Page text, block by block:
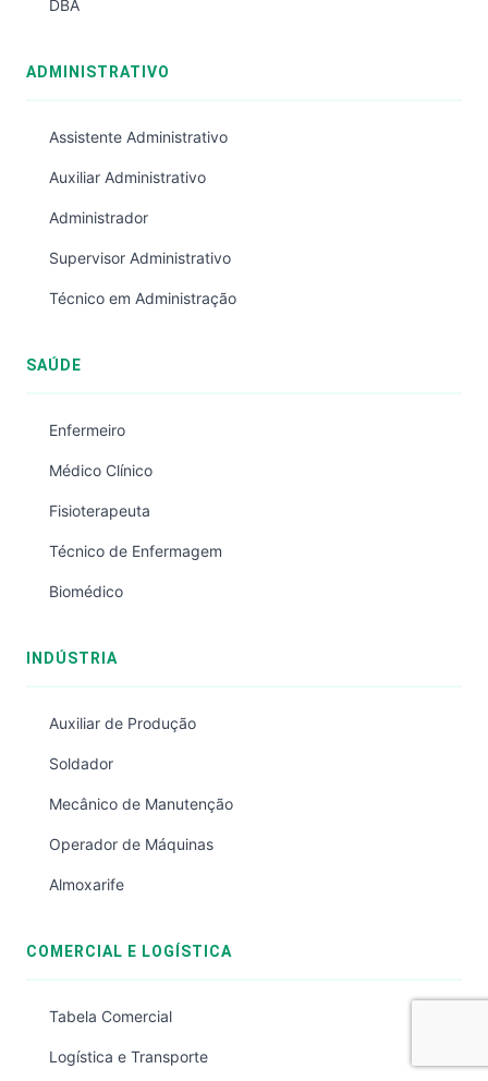
DBA
ADMINISTRATIVO
Assistente Administrativo
Auxiliar Administrativo
Administrador
Supervisor Administrativo
Técnico em Administração
SAÚDE
Enfermeiro
Médico Clínico
Fisioterapeuta
Técnico de Enfermagem
Biomédico
INDÚSTRIA
Auxiliar de Produção
Soldador
Mecânico de Manutenção
Operador de Máquinas
Almoxarife
COMERCIAL E LOGÍSTICA
Tabela Comercial
Logística e Transporte